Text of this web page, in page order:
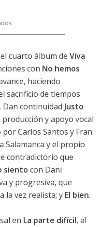
cuarto álbum de Viva
con No hemos
haciendo
sacrificio de tiempos
Dan continuidad Justo
producción y apoyo vocal
Carlos Santos y Fran
Salamanca y el propio
contradictorio que
siento con Dani
y progresiva, que
la vez realista; y El bien.
en La parte difícil, al